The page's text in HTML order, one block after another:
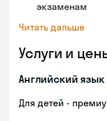
экзаменам
Читать дальше
Услуги и
Английский язык
Для детей -